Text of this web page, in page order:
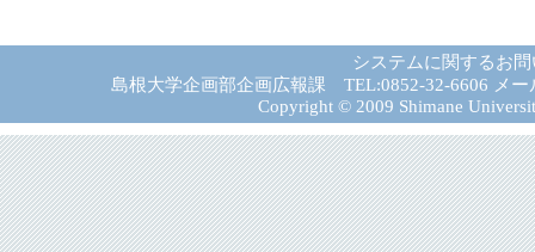
システムに関するお
島根大学企画部企画広報課 TEL:0852-32-6606 メー
Copyright © 2009 Shimane